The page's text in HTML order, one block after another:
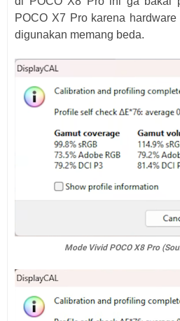
POCO X7 Pro karena
digunakan memang beda.
Mode Vivid POCO X8 Pro